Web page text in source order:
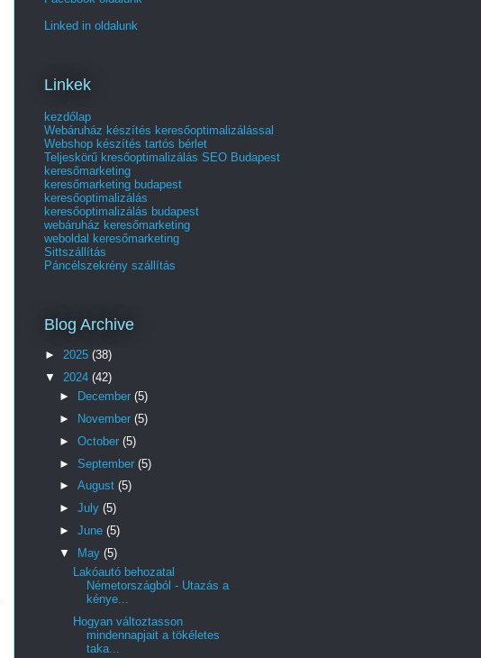
Linked in oldalunk
Linkek
kezdőlap
Webáruház készítés keresőoptimalizálással
Webshop készítés tartós bérlet
Teljeskörű kresőoptimalizálás SEO Budapest
keresőmarketing
keresőmarketing budapest
keresőoptimalizálás
keresőoptimalizálás budapest
webáruház keresőmarketing
weboldal keresőmarketing
Sittszállítás
Páncélszekrény szállítás
Blog Archive
► 2025 (38)
▼ 2024 (42)
►
December (5)
►
November (5)
► October (5)
► September (5)
► August (5)
► July (5)
► June (5)
▼ May (5)
Lakóautó behozatal
Németországból - Utazás a
kénye...
Hogyan változtasson
mindennapjait a tökéletes
taka...